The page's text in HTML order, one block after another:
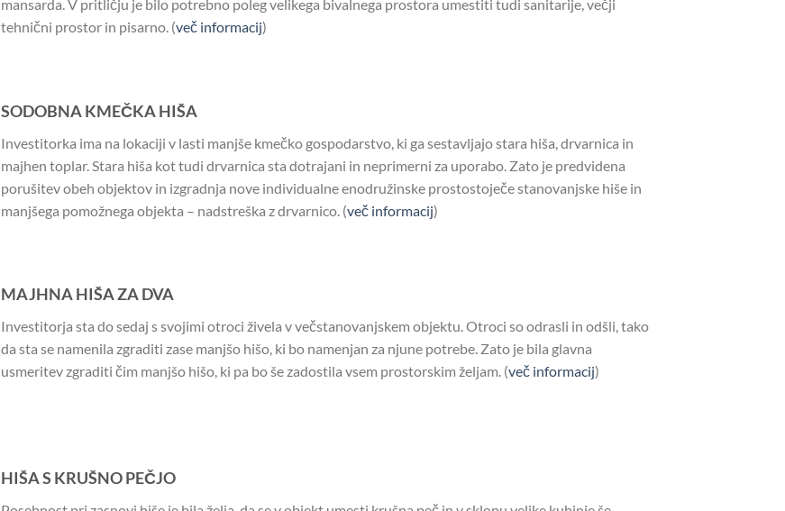
mansarda. V pritličju je bilo potrebno poleg velikega bivalnega prostora umestiti tudi sanitarije, večji
tehnični prostor in pisarno. (več informacij)
SODOBNA KMEČKA HIŠA
Investitorka ima na lokaciji v lasti manjše kmečko gospodarstvo, ki ga sestavljajo stara hiša, drvarnica in
majhen toplar. Stara hiša kot tudi drvarnica sta dotrajani in neprimerni za uporabo. Zato je predvidena
porušitev obeh objektov in izgradnja nove individualne enodružinske prostostoječe stanovanjske hiše in
manjšega pomožnega objekta – nadstreška z drvarnico. (več informacij)
MAJHNA HIŠA ZA DVA
Investitorja sta do sedaj s svojimi otroci živela v večstanovanjskem objektu. Otroci so odrasli in odšli, tako
da sta se namenila zgraditi zase manjšo hišo, ki bo namenjan za njune potrebe. Zato je bila glavna
usmeritev zgraditi čim manjšo hišo, ki pa bo še zadostila vsem prostorskim željam. (več informacij)
HIŠA S KRUŠNO PEČJO